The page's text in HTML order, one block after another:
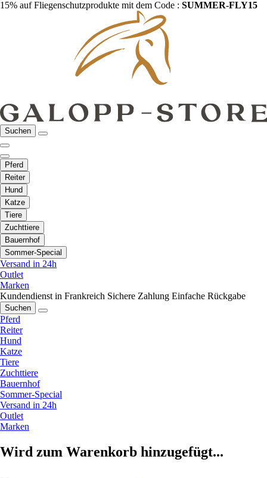
15% auf Fliegenschutzprodukte mit dem Code : SUMMER-FLY15
Suchen
Pferd
Reiter
Hund
Katze
Tiere
Zuchttiere
Bauernhof
Sommer-Special
Versand in 24h
Outlet
Marken
Kundendienst in Frankreich Sichere Zahlung Einfache Rückgabe
Suchen
Pferd
Reiter
Hund
Katze
Tiere
Zuchttiere
Bauernhof
Sommer-Special
Versand in 24h
Outlet
Marken
Wird zum Warenkorb hinzugefügt...